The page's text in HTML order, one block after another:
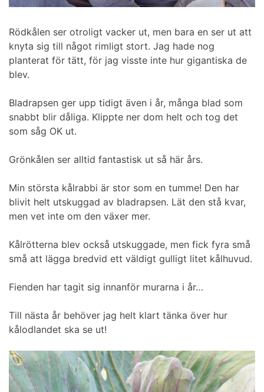
Rödkålen ser otroligt vacker ut, men bara en ser ut att
knyta sig till något rimligt stort. Jag hade nog
planterat för tätt, för jag visste inte hur gigantiska de
blev.
Bladrapsen ger upp tidigt även i år, många blad som
snabbt blir dåliga. Klippte ner dom helt och tog det
som såg OK ut.
Grönkålen ser alltid fantastisk ut så här års.
Min största kålrabbi är stor som en tumme! Den har
blivit helt utskuggad av bladrapsen. Lät den stå kvar,
men vet inte om den växer mer.
Kålrötterna blev också utskuggade, men fick fyra små
små att lägga bredvid ett väldigt gulligt litet kålhuvud.
Fienden har tagit sig innanför murarna i år…
Till nästa år behöver jag helt klart tänka över hur
kålodlandet ska se ut!